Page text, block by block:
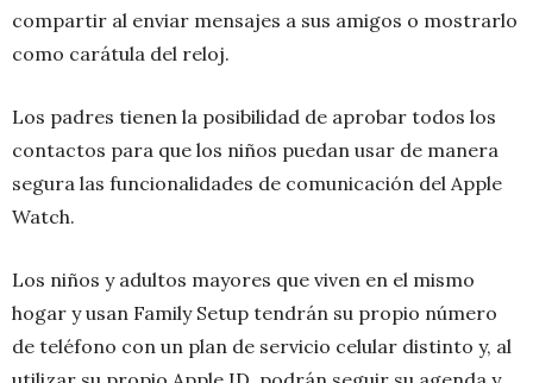
compartir al enviar mensajes a sus amigos o mostrarlo
como carátula del reloj.
Los padres tienen la posibilidad de aprobar todos los
contactos para que los niños puedan usar de manera
segura las funcionalidades de comunicación del Apple
Watch.
Los niños y adultos mayores que viven en el mismo
hogar y usan Family Setup tendrán su propio número
de teléfono con un plan de servicio celular distinto y, al